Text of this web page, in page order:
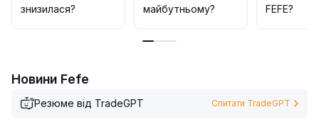
знизилася?
майбутньому?
FEFE?
Новини Fefe
Резюме від TradeGPT Спитати TradeGPT